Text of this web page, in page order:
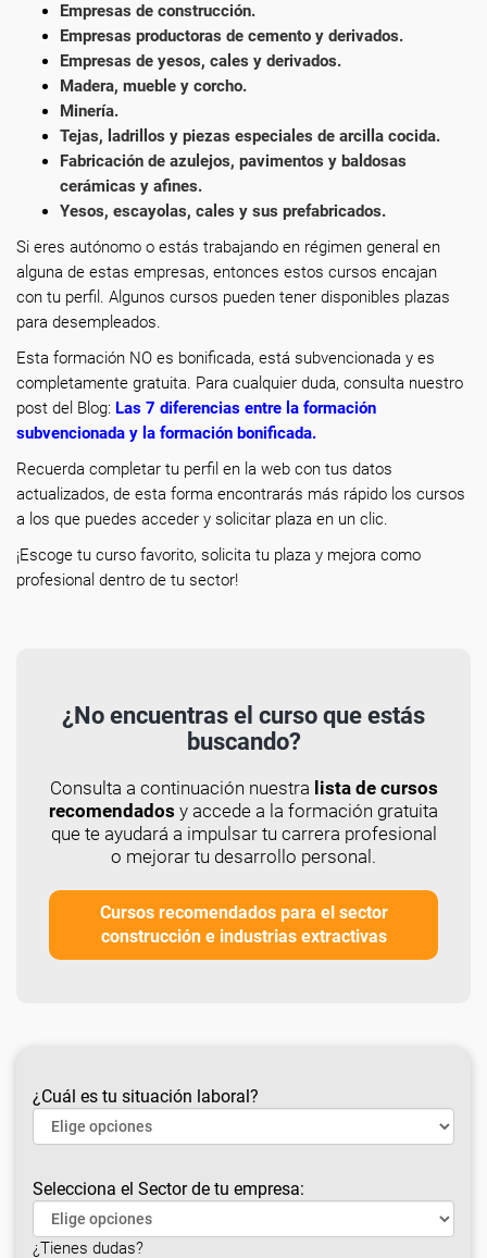
Empresas de construcción.
Empresas productoras de cemento y derivados.
Empresas de yesos, cales y derivados.
Madera, mueble y corcho.
Minería.
Tejas, ladrillos y piezas especiales de arcilla cocida.
Fabricación de azulejos, pavimentos y baldosas
cerámicas y afines.
Yesos, escayolas, cales y sus prefabricados.
Si eres autónomo o estás trabajando en régimen general en
alguna de estas empresas, entonces estos cursos encajan
con tu perfil. Algunos cursos pueden tener disponibles plazas
para desempleados.
Esta formación NO es bonificada, está subvencionada y es
completamente gratuita. Para cualquier duda, consulta nuestro
post del Blog: Las 7 diferencias entre la formación
subvencionada y la formación bonificada.
Recuerda completar tu perfil en la web con tus datos
actualizados, de esta forma encontrarás más rápido los cursos
a los que puedes acceder y solicitar plaza en un clic.
¡Escoge tu curso favorito, solicita tu plaza y mejora como
profesional dentro de tu sector!
¿No encuentras el curso que estás
buscando?
Consulta a continuación nuestra lista de cursos
recomendados y accede a la formación gratuita
que te ayudará a impulsar tu carrera profesional
o mejorar tu desarrollo personal.
Cursos recomendados para el sector
construcción e industrias extractivas
¿Cuál es tu situación laboral?
Selecciona el Sector de tu empresa:
¿Tienes dudas?